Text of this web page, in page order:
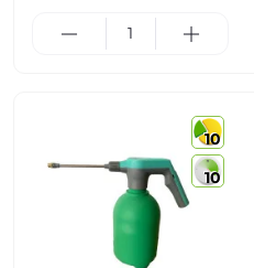
10
10